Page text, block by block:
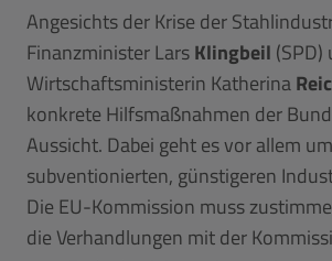
Angesichts der Krise der
Finanzminister LarsKlingbeil (SPD)
Wirtschaftsministerin Katherina
konkrete Hilfsmaßnahmen der
Aussicht. Dabei geht es vor allem
subventionierten, günstigeren
Die EU-Kommission muss
die Verhandlungen mit der